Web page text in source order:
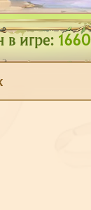
игре: 1660